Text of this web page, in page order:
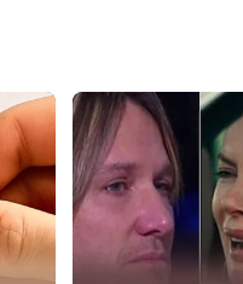
ฤศจิกายน 2565 ไม่ว่าจะเป็
และอีกมากมายที่เรา